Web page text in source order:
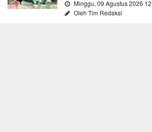
Minggu, 09 Agustus 2026
Oleh Tim Redaksi